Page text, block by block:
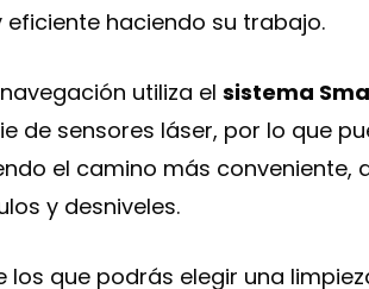
eficiente haciendo su trabajo.
utiliza el sistema
de sensores láser, por lo que
el camino más conveniente,
y desniveles.
los que podrás elegir una